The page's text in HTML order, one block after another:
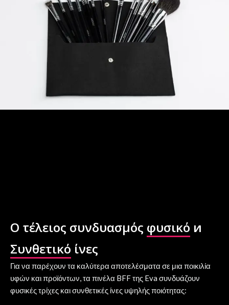
Ο τέλειος συνδυασμός φυσικό и
Συνθετικό ίνες
Για να παρέχουν τα καλύτερα αποτελέσματα σε μια ποικιλία
υφών και προϊόντων, τα πινέλα BFF της Eva συνδυάζουν
φυσικές τρίχες και συνθετικές ίνες υψηλής ποιότητας: